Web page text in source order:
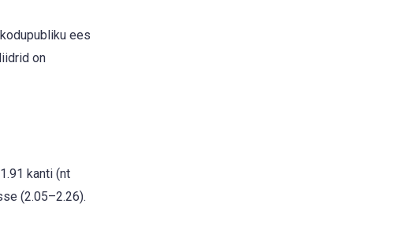
ees
on
kanti (nt
(2.05–2.26).